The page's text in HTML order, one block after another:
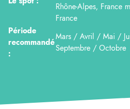
Rhône-Alpes, France
France
Période
recommandé
:
Mars / Avril / Mai /
Septembre / Octobre